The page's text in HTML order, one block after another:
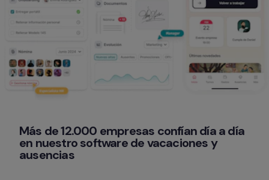
Más de 12.000 empresas confían día a día
en nuestro software de vacaciones y
ausencias